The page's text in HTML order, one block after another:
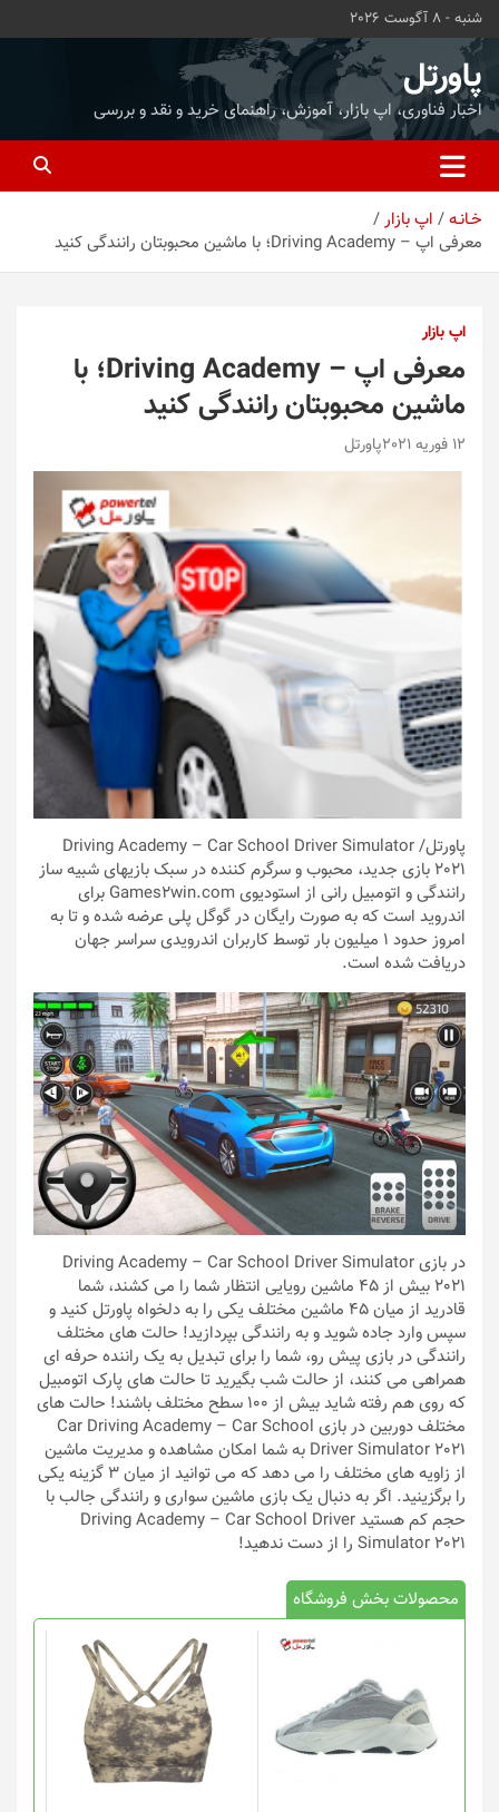
محتوا
بروید
شنبه - 8 آگوست 2026
پاورتل
اخبار فناوری، اپ بازار، آموزش، راهنمای خرید و نقد و بررسی
خـانـه
اپ بازار
معرفی اپ – Driving Academy؛ با ماشین محبوبتان رانندگی کنید
اپ بازار
معرفی اپ – Driving Academy؛ با
ماشین محبوبتان رانندگی کنید
12 فوریه 2021 پاورتل
پاورتل / Driving Academy – Car School Driver Simulator
2021 بازی جدید، محبوب و سرگرم کننده در سبک بازیهای شبیه ساز
رانندگی و اتومبیل رانی از استودیوی Games2win.com برای
اندروید است که به صورت رایگان در گوگل پلی عرضه شده و تا به
امروز حدود 1 میلیون بار توسط کاربران اندرویدی سراسر جهان
دریافت شده است.
در بازی Driving Academy – Car School Driver Simulator
2021 بیش از 45 ماشین رویایی انتظار شما را می کشند، شما
قادرید از میان 45 ماشین مختلف یکی را به دلخواه پاورتل کنید و
سپس وارد جاده شوید و به رانندگی بپردازید! حالت های مختلف
رانندگی در بازی پیش رو، شما را برای تبدیل به یک راننده حرفه ای
همراهی می کنند، از حالت شب بگیرید تا حالت های پارک اتومبیل
که روی هم رفته شاید بیش از 100 سطح مختلف باشند! حالت های
مختلف دوربین در بازی Car Driving Academy – Car School
Driver Simulator 2021 به شما امکان مشاهده و مدیریت ماشین
از زاویه های مختلف را می دهد که می توانید از میان 3 گزینه یکی
را برگزینید. اگر به دنبال یک بازی ماشین سواری و رانندگی جالب با
حجم کم هستید Driving Academy – Car School Driver
Simulator 2021 را از دست ندهید!
محصولات بخش فروشگاه
این
محصول
دارای
انواع
مختلفی
می